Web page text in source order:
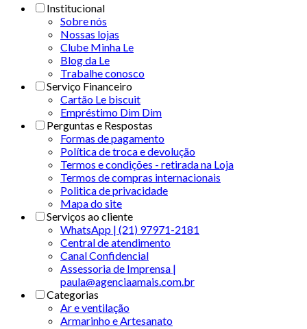
Institucional
Sobre nós
Nossas lojas
Clube Minha Le
Blog da Le
Trabalhe conosco
Serviço Financeiro
Cartão Le biscuit
Empréstimo Dim Dim
Perguntas e Respostas
Formas de pagamento
Política de troca e devolução
Termos e condições - retirada na Loja
Termos de compras internacionais
Politica de privacidade
Mapa do site
Serviços ao cliente
WhatsApp | (21) 97971-2181
Central de atendimento
Canal Confidencial
Assessoria de Imprensa |
paula@agenciaamais.com.br
Categorias
Ar e ventilação
Armarinho e Artesanato